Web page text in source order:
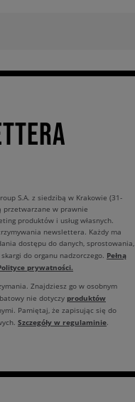
S.A. z siedzibą w Krakowie (31-
przetwarzane w prawnie
produktów i usług własnych.
newslettera. Każdy ma
dostępu do danych, sprostowania,
do organu nadzorczego. Pełną
prywatności.
Znajdziesz go w osobnym
nie dotyczy produktów
Pamiętaj, że zapisując się do
Szczegóły w regulaminie.